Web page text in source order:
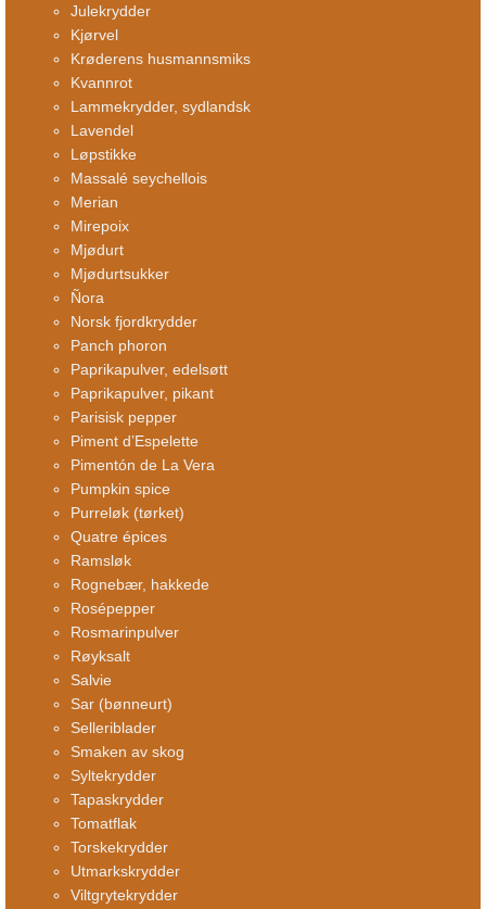
Julekrydder
Kjørvel
Krøderens husmannsmiks
Kvannrot
Lammekrydder, sydlandsk
Lavendel
Løpstikke
Massalé seychellois
Merian
Mirepoix
Mjødurt
Mjødurtsukker
Ñora
Norsk fjordkrydder
Panch phoron
Paprikapulver, edelsøtt
Paprikapulver, pikant
Parisisk pepper
Piment d’Espelette
Pimentón de La Vera
Pumpkin spice
Purreløk (tørket)
Quatre épices
Ramsløk
Rognebær, hakkede
Rosépepper
Rosmarinpulver
Røyksalt
Salvie
Sar (bønneurt)
Selleriblader
Smaken av skog
Syltekrydder
Tapaskrydder
Tomatflak
Torskekrydder
Utmarkskrydder
Viltgrytekrydder